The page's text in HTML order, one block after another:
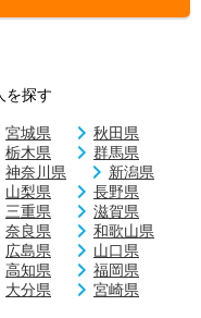
を探す
宮城県
秋田県
栃木県
群馬県
神奈川県
新潟県
山梨県
長野県
三重県
滋賀県
奈良県
和歌山県
広島県
山口県
高知県
福岡県
大分県
宮崎県